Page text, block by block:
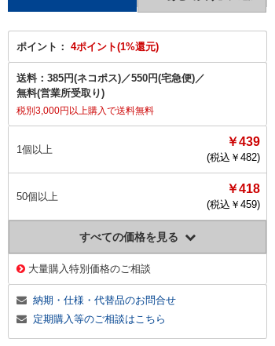
ポイント： 4ポイント(1%還元)
送料： 385円(ネコポス)／550円(宅急便)／
無料(営業所受取り)
税別3,000円以上購入で送料無料
1個以上
￥439
(税込￥ 482)
50個以上
￥418
(税込￥ 459)
すべての価格を見る
大量購入特別価格のご相談
納期・仕様・代替品のお問合せ
定期購入等のご相談はこちら